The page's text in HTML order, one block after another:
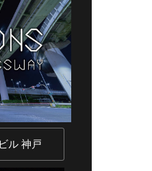
ル 神戸